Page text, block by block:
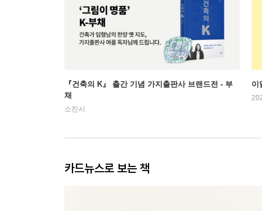
『건축의 K』 출간 기념 가지출판사 브랜드전 - 부
채
소진시
이
카드뉴스로 보는 책